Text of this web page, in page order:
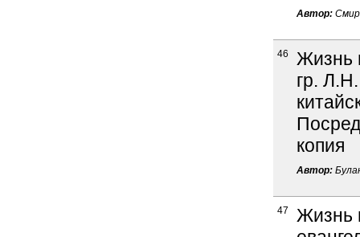
Автор:
46
Жизнь
гр.
копия
Автор:
47
Жизнь